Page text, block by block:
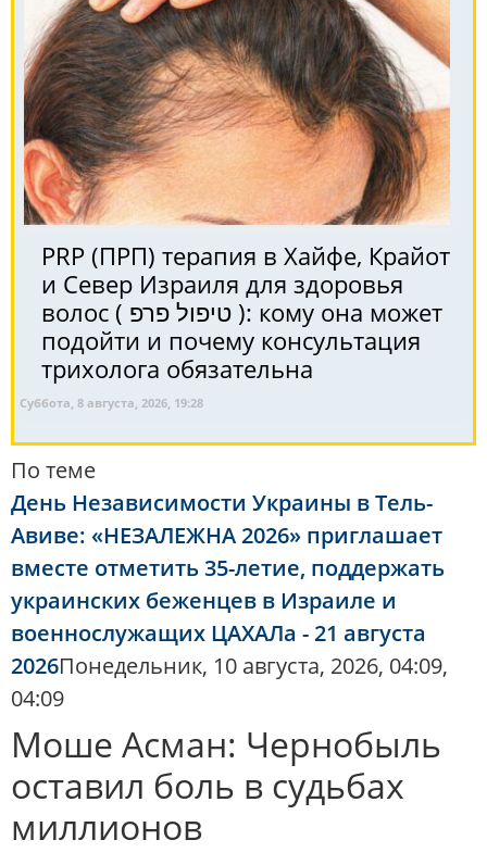
PRP (ПРП) терапия в Хайфе, Крайот
и Север Израиля для здоровья
волос ( טיפול פרפ ): кому она может
подойти и почему консультация
трихолога обязательна
Суббота, 8 августа, 2026, 19:28
По теме
День Независимости Украины в Тель-
Авиве: «НЕЗАЛЕЖНА 2026» приглашает
вместе отметить 35-летие, поддержать
украинских беженцев в Израиле и
военнослужащих ЦАХАЛа - 21 августа
2026Понедельник, 10 августа, 2026, 04:09,
04:09
Моше Асман: Чернобыль
оставил боль в судьбах
миллионов